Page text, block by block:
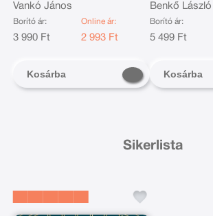
Vankó János
Borító ár:
3 990 Ft
Online ár:
2 993 Ft
Kosárba
Benkő László
Borító ár:
5 499 Ft
Kosárba
Sikerlista